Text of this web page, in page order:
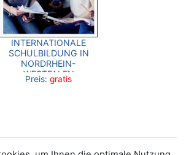
INTERNATIONALE
SCHULBILDUNG IN
NORDRHEIN-
WESTFALEN
Preis: gratis